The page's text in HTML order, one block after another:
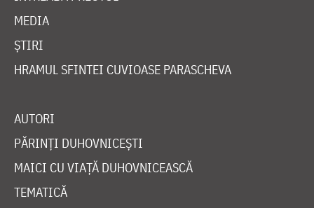
MEDIA
ȘTIRI
HRAMUL SFINTEI CUVIOASE PARASCHEVA
AUTORI
PĂRINȚI DUHOVNICEȘTI
MAICI CU VIAȚĂ DUHOVNICEASCĂ
TEMATICĂ